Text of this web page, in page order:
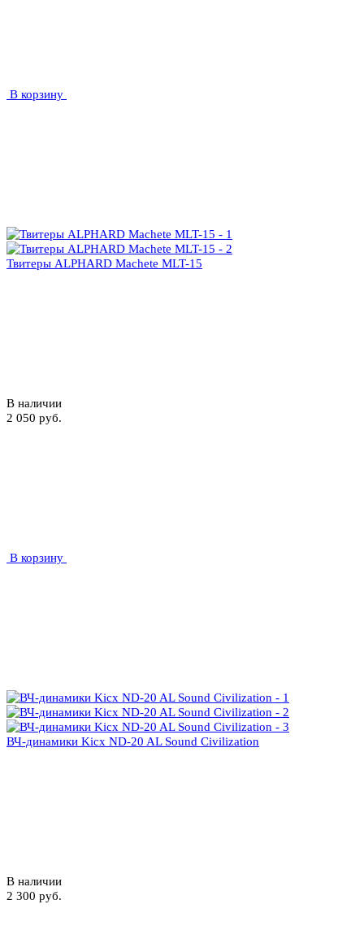
В корзину
Твитеры ALPHARD Machete MLT-15
В наличии
2 050 руб.
В корзину
ВЧ-динамики Kicx ND-20 AL Sound Civilization
В наличии
2 300 руб.